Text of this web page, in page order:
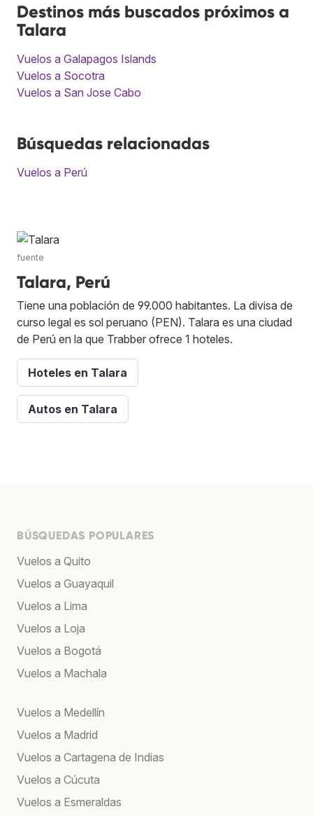
Destinos más buscados próximos a
Talara
Vuelos a Galapagos Islands
Vuelos a Socotra
Vuelos a San Jose Cabo
Búsquedas relacionadas
Vuelos a Perú
fuente
Talara, Perú
Tiene una población de 99.000 habitantes. La divisa de
curso legal es sol peruano (PEN). Talara es una ciudad
de Perú en la que Trabber ofrece 1 hoteles.
Hoteles en Talara
Autos en Talara
BÚSQUEDAS POPULARES
Vuelos a Quito
Vuelos a Guayaquil
Vuelos a Lima
Vuelos a Loja
Vuelos a Bogotá
Vuelos a Machala
Vuelos a Medellín
Vuelos a Madrid
Vuelos a Cartagena de Indias
Vuelos a Cúcuta
Vuelos a Esmeraldas